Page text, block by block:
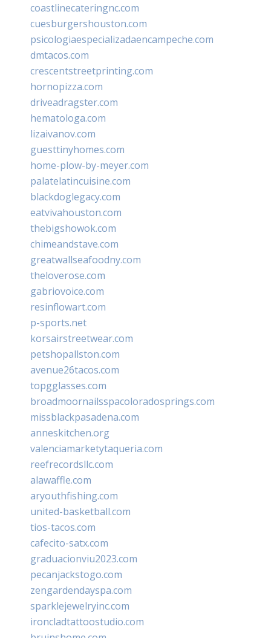
coastlinecateringnc.com
cuesburgershouston.com
psicologiaespecializadaencampeche.com
dmtacos.com
crescentstreetprinting.com
hornopizza.com
driveadragster.com
hematologa.com
lizaivanov.com
guesttinyhomes.com
home-plow-by-meyer.com
palatelatincuisine.com
blackdoglegacy.com
eatvivahouston.com
thebigshowok.com
chimeandstave.com
greatwallseafoodny.com
theloverose.com
gabriovoice.com
resinflowart.com
p-sports.net
korsairstreetwear.com
petshopallston.com
avenue26tacos.com
topgglasses.com
broadmoornailsspacoloradosprings.com
missblackpasadena.com
anneskitchen.org
valenciamarketytaqueria.com
reefrecordsllc.com
alawaffle.com
aryouthfishing.com
united-basketball.com
tios-tacos.com
cafecito-satx.com
graduacionviu2023.com
pecanjackstogo.com
zengardendayspa.com
sparklejewelryinc.com
ironcladtattoostudio.com